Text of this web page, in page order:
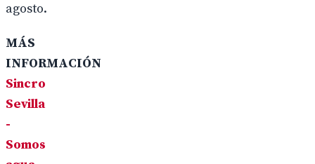
agosto.
MÁS
INFORMACIÓN
Sincro
Sevilla
-
Somos